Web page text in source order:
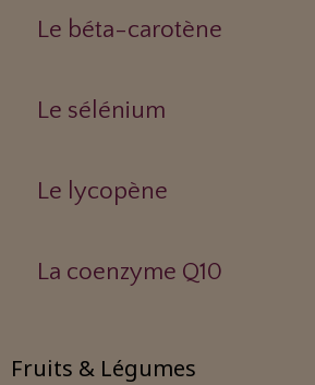
Le béta-carotène
Le sélénium
Le lycopène
La coenzyme Q10
Fruits & Légumes